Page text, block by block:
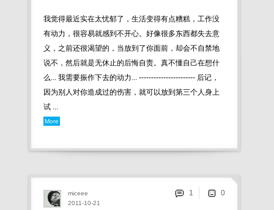
我觉得最近实在太忧郁了，生活变得有点糟糕，工作没
有动力，很容易就感到不开心。好像很多东西都失去意
义，之前还很渴望的，当放到了你面前，却会不自禁地
说不，然后就是无休止的后悔自责。真不懂自己在想什
么... 我需要振作下去的动力... ----------------------- 后记，
因为别人对你造成过的伤害，就可以放到第三个人身上
试 ...
More
2011-10-21
miceee 1